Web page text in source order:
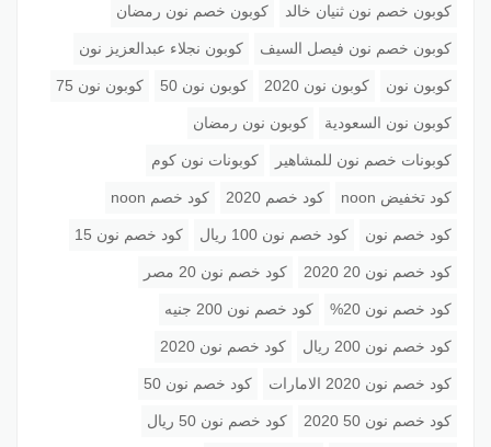
كوبون خصم نون ثنيان خالد كوبون خصم نون رمضان
كوبون خصم نون فيصل السيف كوبون نجلاء عبدالعزيز نون
كوبون نون كوبون نون 2020 كوبون نون 50 كوبون نون 75
كوبون نون السعودية كوبون نون رمضان
كوبونات خصم نون للمشاهير كوبونات نون كوم
كود تخفيض noon كود خصم 2020 كود خصم noon
كود خصم نون كود خصم نون 100 ريال كود خصم نون 15
كود خصم نون 20 2020 كود خصم نون 20 مصر
كود خصم نون 20% كود خصم نون 200 جنيه
كود خصم نون 200 ريال كود خصم نون 2020
كود خصم نون 2020 الامارات كود خصم نون 50
كود خصم نون 50 2020 كود خصم نون 50 ريال